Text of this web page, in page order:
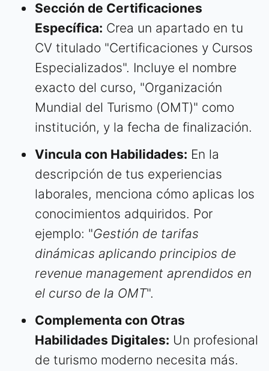
Sección de Certificaciones
Específica: Crea un apartado en tu
CV titulado "Certificaciones y Cursos
Especializados". Incluye el nombre
exacto del curso, "Organización
Mundial del Turismo (OMT)" como
institución, y la fecha de finalización.
Vincula con Habilidades: En la
descripción de tus experiencias
laborales, menciona cómo aplicas los
conocimientos adquiridos. Por
ejemplo: "Gestión de tarifas
dinámicas aplicando principios de
revenue management aprendidos en
el curso de la OMT".
Complementa con Otras
Habilidades Digitales: Un profesional
de turismo moderno necesita más.